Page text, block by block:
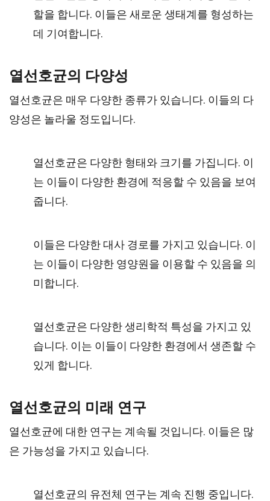
할을 합니다. 이들은 새로운 생태계를 형성하는
데 기여합니다.
열선호균의 다양성
열선호균은 매우 다양한 종류가 있습니다. 이들의 다
양성은 놀라울 정도입니다.
열선호균은 다양한 형태와 크기를 가집니다. 이
는 이들이 다양한 환경에 적응할 수 있음을 보여
줍니다.
이들은 다양한 대사 경로를 가지고 있습니다. 이
는 이들이 다양한 영양원을 이용할 수 있음을 의
미합니다.
열선호균은 다양한 생리학적 특성을 가지고 있
습니다. 이는 이들이 다양한 환경에서 생존할 수
있게 합니다.
열선호균의 미래 연구
열선호균에 대한 연구는 계속될 것입니다. 이들은 많
은 가능성을 가지고 있습니다.
열선호균의 유전체 연구는 계속 진행 중입니다.